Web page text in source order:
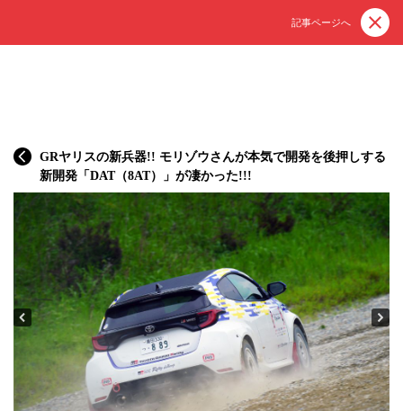
記事ページへ
GRヤリスの新兵器!! モリゾウさんが本気で開発を後押しする
新開発「DAT（8AT）」が凄かった!!!